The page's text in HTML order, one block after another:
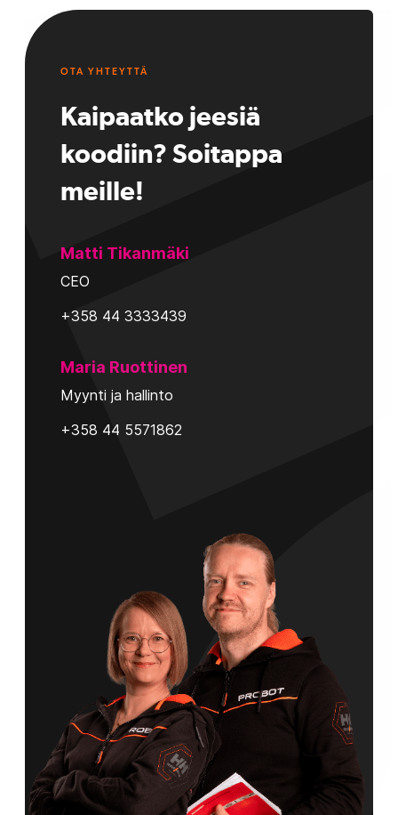
OTA YHTEYTTÄ
Kaipaatko jeesiä
koodiin? Soitappa
meille!
Matti Tikanmäki
CEO
+358 44 3333439
Maria Ruottinen
Myynti ja hallinto
+358 44 5571862